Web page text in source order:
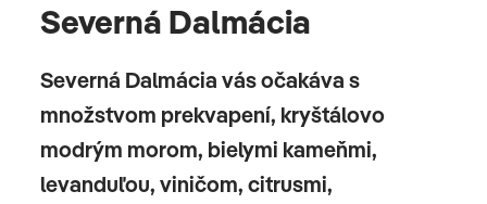
Severná Dalmácia
Severná Dalmácia vás očakáva s
množstvom prekvapení, kryštálovo
modrým morom, bielymi kameňmi,
levanduľou, viničom, citrusmi,